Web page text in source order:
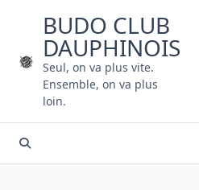
BUDO CLUB
DAUPHINOIS
Seul, on va plus vite.
Ensemble, on va plus
loin.